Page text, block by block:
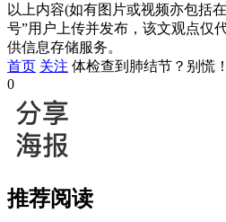
以上内容(如有图片或视频亦包括
号”用户上传并发布，该文观点仅
供信息存储服务。
首页 关注 体检查到肺结节？别慌
0
推荐阅读